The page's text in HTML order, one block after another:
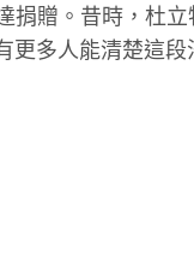
贈。昔時，杜立
多人能清楚這